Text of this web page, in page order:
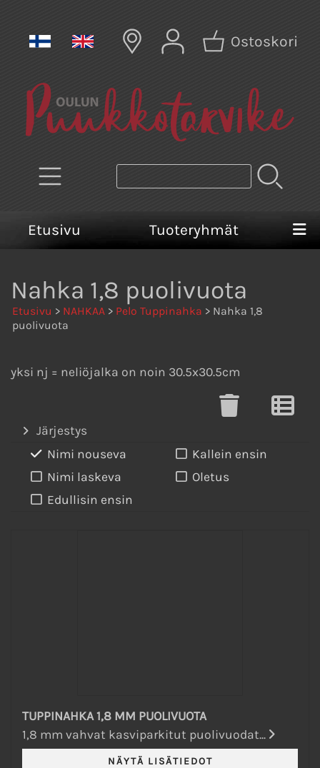
Ostoskori
Etusivu Tuoteryhmät
Nahka 1,8 puolivuota
Etusivu > NAHKAA > Pelo Tuppinahka > Nahka 1,8
puolivuota
yksi nj = neliöjalka on noin 30.5x30.5cm
Järjestys
Nimi nouseva
Nimi laskeva
Edullisin ensin
Kallein ensin
Oletus
TUPPINAHKA 1,8 MM PUOLIVUOTA
1,8 mm vahvat kasviparkitut puolivuodat...